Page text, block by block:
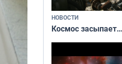
НОВОСТИ
Космос